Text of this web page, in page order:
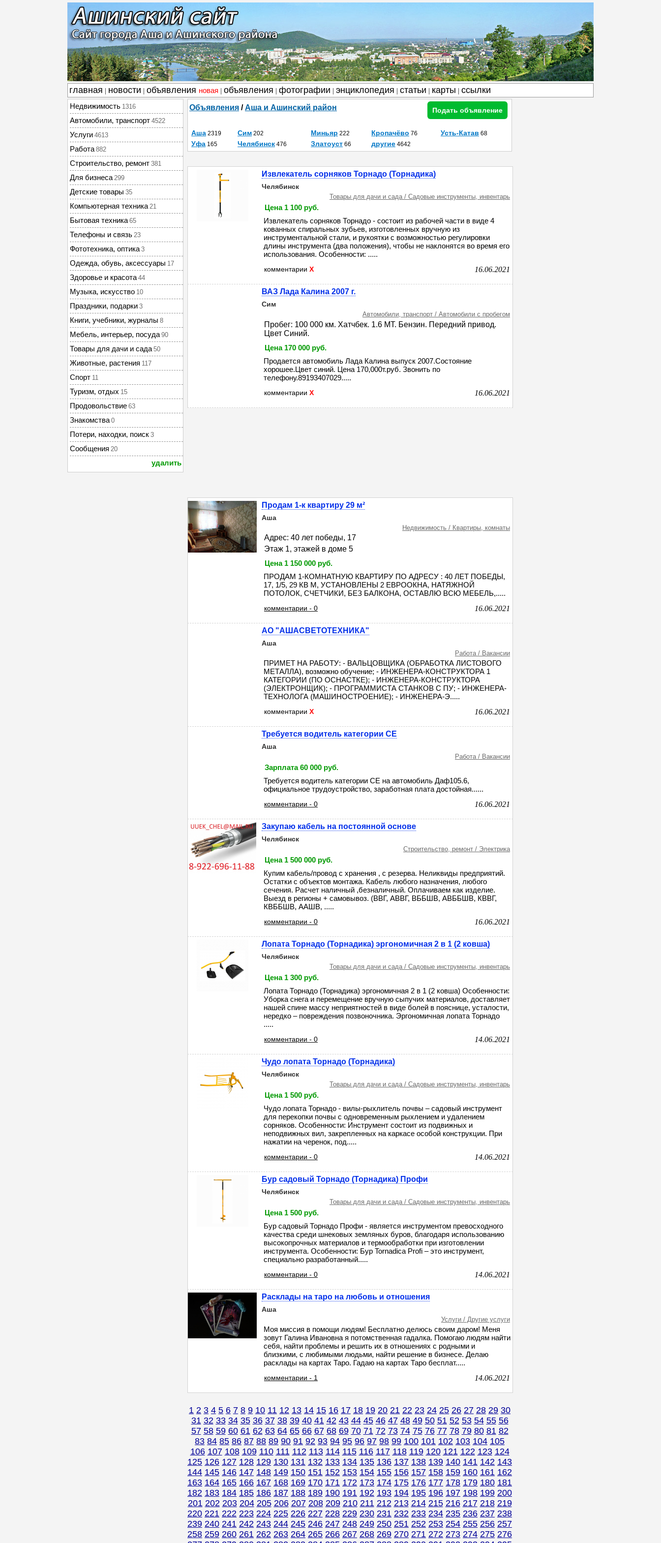
главная новости объявления новая объявления фотографии энциклопедия статьи карты ссылки
Недвижимость 1316
Автомобили, транспорт 4522
Услуги 4613
Работа 882
Строительство, ремонт 381
Для бизнеса 299
Детские товары 35
Компьютерная техника 21
Бытовая техника 65
Телефоны и связь 23
Фототехника, оптика 3
Одежда, обувь, аксессуары 17
Здоровье и красота 44
Музыка, искусство 10
Праздники, подарки 3
Книги, учебники, журналы 8
Мебель, интерьер, посуда 90
Товары для дачи и сада 50
Животные, растения 117
Спорт 11
Туризм, отдых 15
Продовольствие 63
Знакомства 0
Потери, находки, поиск 3
Сообщения 20
удалить
Объявления /Аша и Ашинский район Подать объявление
Аша 2319 Сим 202 Миньяр 222 Кропачёво 76 Усть-Катав 68
Уфа 165 Челябинск 476 Златоуст 66 другие 4642
Извлекатель сорняков Торнадо (Торнадика)
Челябинск
Товары для дачи и сада / Садовые инструменты, инвентарь
Цена 1 100 руб.
Извлекатель сорняков Торнадо - состоит из рабочей части в виде 4
кованных спиральных зубьев, изготовленных вручную из
инструментальной стали, и рукоятки с возможностью регулировки
длины инструмента (два положения), чтобы не наклонятся во время его
использования. Особенности: .....
комментарии X 16.06.2021
ВАЗ Лада Калина 2007 г.
Сим
Автомобили, транспорт / Автомобили с пробегом
Пробег: 100 000 км. Хатчбек. 1.6 MT. Бензин. Передний привод.
Цвет Синий.
Цена 170 000 руб.
Продается автомобиль Лада Калина выпуск 2007.Состояние
хорошее.Цвет синий. Цена 170,000т.руб. Звонить по
телефону.89193407029.....
комментарии X 16.06.2021
Продам 1-к квартиру 29 м²
Аша
Недвижимость / Квартиры, комнаты
Адрес: 40 лет победы, 17
Этаж 1, этажей в доме 5
Цена 1 150 000 руб.
ПРОДАМ 1-КОМНАТНУЮ КВАРТИРУ ПО АДРЕСУ : 40 ЛЕТ ПОБЕДЫ,
17, 1/5, 29 КВ М, УСТАНОВЛЕНЫ 2 ЕВРООКНА, НАТЯЖНОЙ
ПОТОЛОК, СЧЕТЧИКИ, БЕЗ БАЛКОНА, ОСТАВЛЮ ВСЮ МЕБЕЛЬ,.....
комментарии - 0 16.06.2021
АО "АШАСВЕТОТЕХНИКА"
Аша
Работа / Вакансии
ПРИМЕТ НА РАБОТУ: - ВАЛЬЦОВЩИКА (ОБРАБОТКА ЛИСТОВОГО
МЕТАЛЛА), возможно обучение; - ИНЖЕНЕРА-КОНСТРУКТОРА 1
КАТЕГОРИИ (ПО ОСНАСТКЕ); - ИНЖЕНЕРА-КОНСТРУКТОРА
(ЭЛЕКТРОНЩИК); - ПРОГРАММИСТА СТАНКОВ С ПУ; - ИНЖЕНЕРА-
ТЕХНОЛОГА (МАШИНОСТРОЕНИЕ); - ИНЖЕНЕРА-Э.....
комментарии X 16.06.2021
Требуется водитель категории СЕ
Аша
Работа / Вакансии
Зарплата 60 000 руб.
Требуется водитель категории СЕ на автомобиль Даф105.6,
официальное трудоустройство, заработная плата достойная......
комментарии - 0 16.06.2021
Закупаю кабель на постоянной основе
Челябинск
Строительство, ремонт / Электрика
Цена 1 500 000 руб.
Купим кабель/провод с хранения , с резерва. Неликвиды предприятий.
Остатки с объектов монтажа. Кабель любого назначения, любого
сечения. Расчет наличный ,безналичный. Оплачиваем как изделие.
Выезд в регионы + самовывоз. (ВВГ, АВВГ, ВББШВ, АВББШВ, КВВГ,
КВББШВ, ААШВ, .....
комментарии - 0 16.06.2021
Лопата Торнадо (Торнадика) эргономичная 2 в 1 (2 ковша)
Челябинск
Товары для дачи и сада / Садовые инструменты, инвентарь
Цена 1 300 руб.
Лопата Торнадо (Торнадика) эргономичная 2 в 1 (2 ковша) Особенности:
Уборка снега и перемещение вручную сыпучих материалов, доставляет
нашей спине массу неприятностей в виде болей в пояснице, усталости,
нередко – повреждения позвоночника. Эргономичная лопата Торнадо
.....
комментарии - 0 14.06.2021
Чудо лопата Торнадо (Торнадика)
Челябинск
Товары для дачи и сада / Садовые инструменты, инвентарь
Цена 1 500 руб.
Чудо лопата Торнадо - вилы-рыхлитель почвы – садовый инструмент
для перекопки почвы с одновременным рыхлением и удалением
сорняков. Особенности: Инструмент состоит из подвижных и
неподвижных вил, закрепленных на каркасе особой конструкции. При
нажатии на черенок, под.....
комментарии - 0 14.06.2021
Бур садовый Торнадо (Торнадика) Профи
Челябинск
Товары для дачи и сада / Садовые инструменты, инвентарь
Цена 1 500 руб.
Бур садовый Торнадо Профи - является инструментом превосходного
качества среди шнековых земляных буров, благодаря использованию
высокопрочных материалов и термообработки при изготовлении
инструмента. Особенности: Бур Tornadica Profi – это инструмент,
специально разработанный.....
комментарии - 0 14.06.2021
Расклады на таро на любовь и отношения
Аша
Услуги / Другие услуги
Моя миссия в помощи людям! Бесплатно делюсь своим даром! Меня
зовут Галина Ивановна я потомственная гадалка. Помогаю людям найти
себя, найти проблемы и решить их в отношениях с родными и
близкими, с любимыми людьми, найти решение в бизнесе. Делаю
расклады на картах Таро. Гадаю на картах Таро бесплат.....
комментарии - 1 14.06.2021
1 2 3 4 5 6 7 8 9 10 11 12 13 14 15 16 17 18 19 20 21 22 23 24 25 26 27 28 29 30
31 32 33 34 35 36 37 38 39 40 41 42 43 44 45 46 47 48 49 50 51 52 53 54 55 56
57 58 59 60 61 62 63 64 65 66 67 68 69 70 71 72 73 74 75 76 77 78 79 80 81 82
83 84 85 86 87 88 89 90 91 92 93 94 95 96 97 98 99 100 101 102 103 104 105
106 107 108 109 110 111 112 113 114 115 116 117 118 119 120 121 122 123 124
125 126 127 128 129 130 131 132 133 134 135 136 137 138 139 140 141 142 143
144 145 146 147 148 149 150 151 152 153 154 155 156 157 158 159 160 161 162
163 164 165 166 167 168 169 170 171 172 173 174 175 176 177 178 179 180 181
182 183 184 185 186 187 188 189 190 191 192 193 194 195 196 197 198 199 200
201 202 203 204 205 206 207 208 209 210 211 212 213 214 215 216 217 218 219
220 221 222 223 224 225 226 227 228 229 230 231 232 233 234 235 236 237 238
239 240 241 242 243 244 245 246 247 248 249 250 251 252 253 254 255 256 257
258 259 260 261 262 263 264 265 266 267 268 269 270 271 272 273 274 275 276